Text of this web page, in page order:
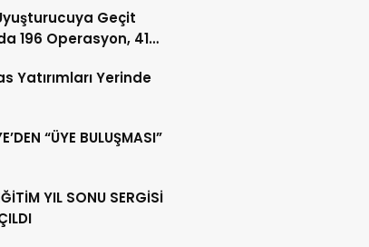
Geçit
196 Operasyon, 41
Yatırımları Yerinde
“ÜYE BULUŞMASI”
YIL SONU SERGİSİ